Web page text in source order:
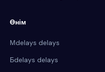
Өнім
Мdelays delays
Бdelays delays